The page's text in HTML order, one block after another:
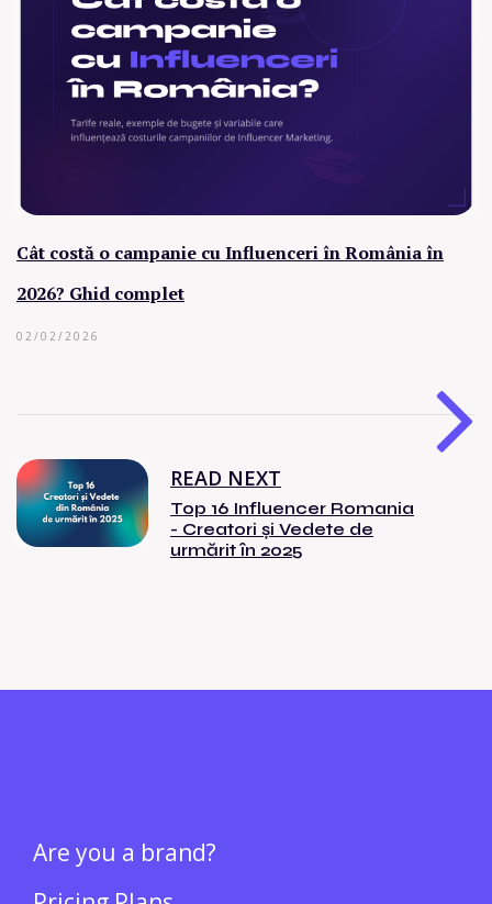
Cât costă o campanie cu Influenceri în România în
2026? Ghid complet
02/02/2026
READ NEXT
Top 16 Influencer Romania
- Creatori și Vedete de
urmărit în 2025
Are you a brand?